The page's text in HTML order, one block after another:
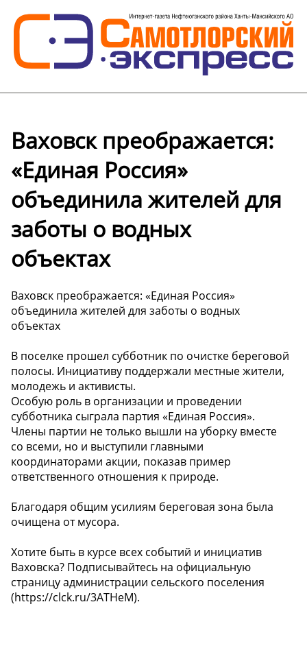
Ваховск преображается:
«Единая Россия»
объединила жителей для
заботы о водных
объектах
Ваховск преображается: «Единая Россия»
объединила жителей для заботы о водных
объектах
В поселке прошел субботник по очистке береговой
полосы. Инициативу поддержали местные жители,
молодежь и активисты.
Особую роль в организации и проведении
субботника сыграла партия «Единая Россия».
Члены партии не только вышли на уборку вместе
со всеми, но и выступили главными
координаторами акции, показав пример
ответственного отношения к природе.
Благодаря общим усилиям береговая зона была
очищена от мусора.
Хотите быть в курсе всех событий и инициатив
Ваховска? Подписывайтесь на официальную
страницу администрации сельского поселения
(https://clck.ru/3ATHeM).